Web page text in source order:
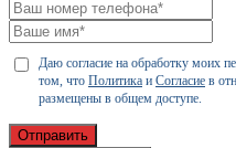
Даю согласие на обработку моих
том, что Политика и Согласие в
размещены в общем доступе.
Отправить